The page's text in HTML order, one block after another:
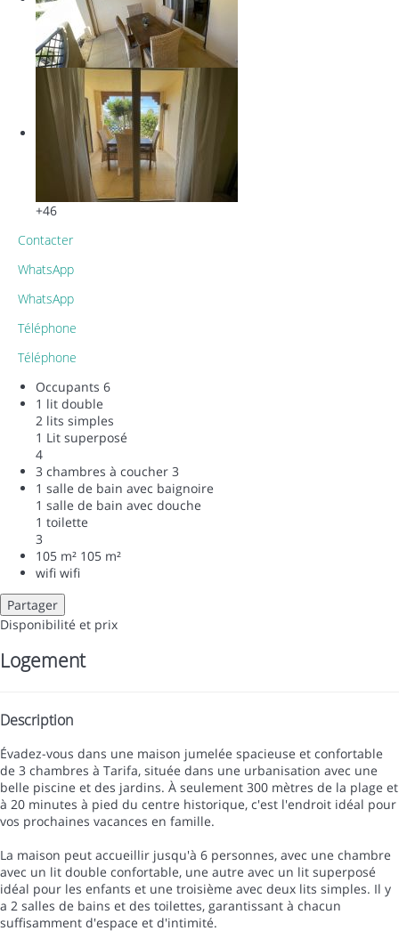
+46
Contacter
WhatsApp
WhatsApp
Téléphone
Téléphone
Occupants 6
1 lit double
2 lits simples
1 Lit superposé
4
3 chambres à coucher 3
1 salle de bain avec baignoire
1 salle de bain avec douche
1 toilette
3
105 m² 105 m²
wifi wifi
Partager
Disponibilité et prix
Logement
Description
Évadez-vous dans une maison jumelée spacieuse et confortable
de 3 chambres à Tarifa, située dans une urbanisation avec une
belle piscine et des jardins. À seulement 300 mètres de la plage et
à 20 minutes à pied du centre historique, c'est l'endroit idéal pour
vos prochaines vacances en famille.
La maison peut accueillir jusqu'à 6 personnes, avec une chambre
avec un lit double confortable, une autre avec un lit superposé
idéal pour les enfants et une troisième avec deux lits simples. Il y
a 2 salles de bains et des toilettes, garantissant à chacun
suffisamment d'espace et d'intimité.